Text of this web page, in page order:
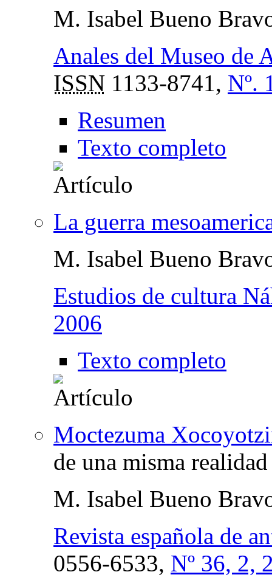
M. Isabel Bueno
Anales del Museo de
ISSN 1133-8741, Nº.
Resumen
Texto completo
La guerra
M. Isabel Bueno
Estudios de cultura
2006
Texto completo
Moctezuma
de una misma realidad
M. Isabel Bueno
Revista española de
0556-6533, Nº 36, 2,